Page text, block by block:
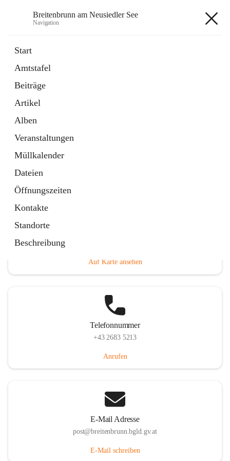
Breitenbrunn am Neusiedler See
Navigation
Start
Amtstafel
Beiträge
Artikel
Alben
Veranstaltungen
Müllkalender
Dateien
Öffnungszeiten
Kontakte
Standorte
Beschreibung
18 Schnellzugriffe
Gemeindeservice
Auf Karte ansehen
Telefonnummer
+43 2683 5213
Anrufen
E-Mail Adresse
post@breitenbrunn.bgld.gv.at
E-Mail schreiben